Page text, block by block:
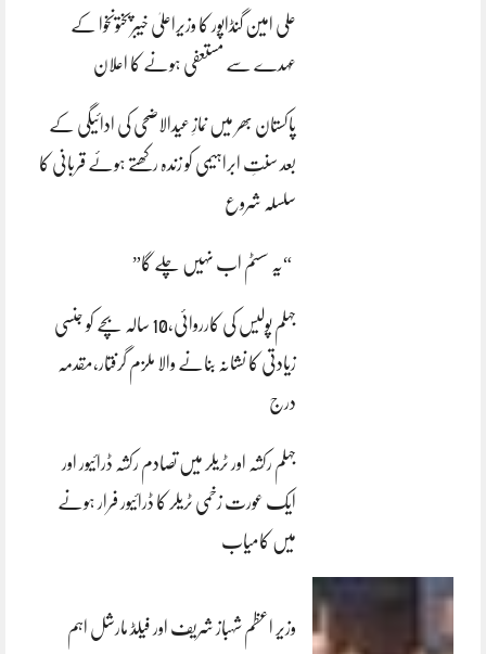
علی امین گنڈاپور کا وزیراعلیٰ خیبرپختونخوا کے
عہدے سے مستعفی ہونے کا اعلان
پاکستان بھر میں نمازِ عیدالاضحی کی ادائیگی کے
بعد سنتِ ابراہیمی کو زندہ رکھتے ہوئے قربانی کا
سلسلہ شروع
“یہ سسٹم اب نہیں چلے گا”
جہلم پولیس کی کارروائی،10 سالہ بچے کو جنسی
زیادتی کا نشانہ بنانے والا ملزم گرفتار،مقدمہ
درج
جہلم رکشہ اور ٹریلر میں تصادم رکشہ ڈرائیور اور
ایک عورت زخمی ٹریلر کا ڈرائیور فرار ہونے
میں کامیاب
وزیر اعظم شہباز شریف اور فیلڈ مارشل اہم